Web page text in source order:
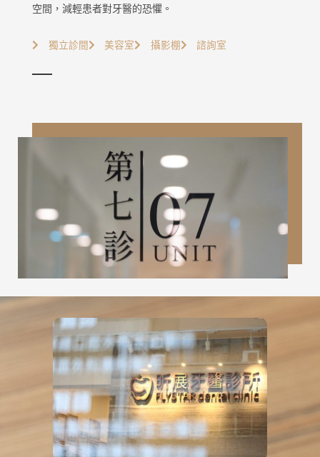
空間，減輕患者對牙醫的恐懼。
獨立診間 美容室 攝影棚 諮詢室